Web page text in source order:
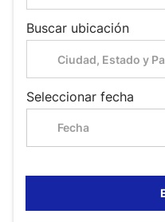
Buscar ubicación
Seleccionar fecha
Fecha